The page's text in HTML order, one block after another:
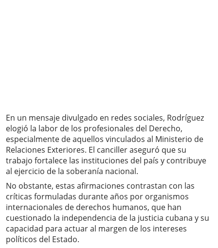
En un mensaje divulgado en redes sociales, Rodríguez
elogió la labor de los profesionales del Derecho,
especialmente de aquellos vinculados al Ministerio de
Relaciones Exteriores. El canciller aseguró que su
trabajo fortalece las instituciones del país y contribuye
al ejercicio de la soberanía nacional.
No obstante, estas afirmaciones contrastan con las
críticas formuladas durante años por organismos
internacionales de derechos humanos, que han
cuestionado la independencia de la justicia cubana y su
capacidad para actuar al margen de los intereses
políticos del Estado.